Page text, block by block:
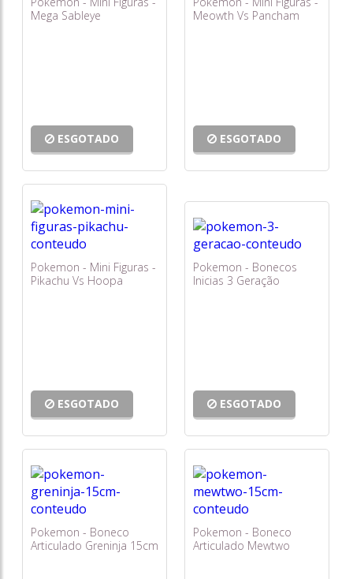
Mega Sableye
ESGOTADO
Meowth Vs Pancham
ESGOTADO
Pokemon - Mini Figuras -
Pikachu Vs Hoopa
ESGOTADO
Pokemon - Bonecos
Inicias 3 Geração
ESGOTADO
Pokemon - Boneco
Articulado Greninja 15cm
Pokemon - Boneco
Articulado Mewtwo